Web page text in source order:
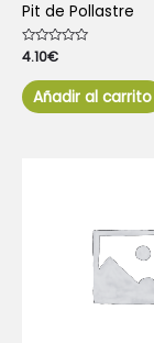
Pit de Pollastre
Valorado
con
de
5
4.10€
Añadir al carrito